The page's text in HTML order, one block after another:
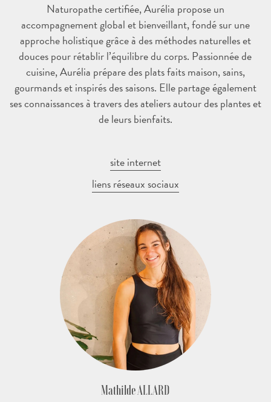
Naturopathe certifiée, Aurélia propose un
accompagnement global etbienveillant, fondé sur une
approche holistiquegrâce à des méthodes naturelles et
douces pour rétablir l’équilibre du corps. Passionnée de
cuisine, Aurélia prépare des plats faits maison, sains,
gourmands et inspirés des saisons. Elle partage également
ses connaissances à travers des ateliers autour des plantes et
de leurs bienfaits.
site internet
liens réseaux sociaux
Mathilde ALLARD